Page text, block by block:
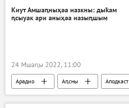
Киут Амшаԥныҳәа иазкны: дыҟам
ԥсыуак ари аныҳәа иазыԥшым
24 Мшаԥы 2022, 11:00
Арадио Аԥсны Аподкаст